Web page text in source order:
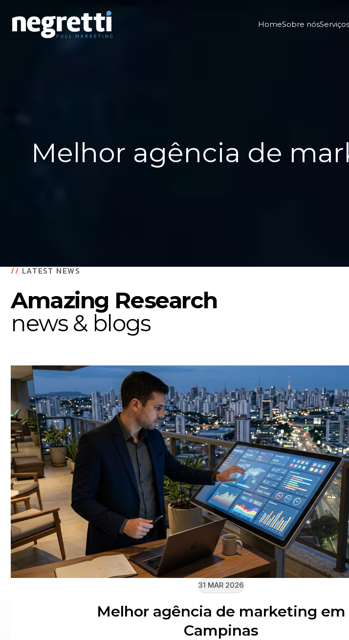
HomeSobre nósServiços
Melhor agência de
//LATEST NEWS
Amazing Research
news & blogs
31 MAR 2026
Melhor agência de marketing em
Campinas